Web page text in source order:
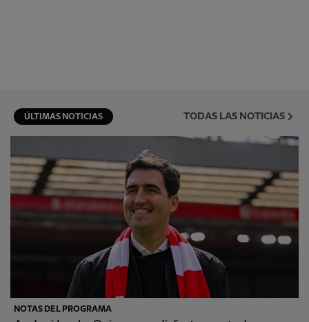
ÚLTIMAS NOTICIAS TODAS LAS NOTICIAS
NOTAS DEL PROGRAMA